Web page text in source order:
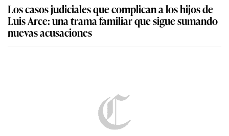
Los casos judiciales que complican a los hijos de
Luis Arce: una trama familiar que sigue sumando
nuevas acusaciones